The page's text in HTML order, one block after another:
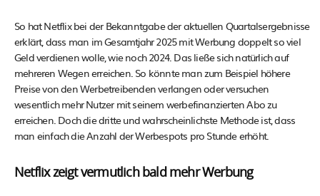
So hat Netflix bei der Bekanntgabe der aktuellen Quartalsergebnisse
erklärt, dass man im Gesamtjahr 2025 mit Werbung doppelt so viel
Geld verdienen wolle, wie noch 2024. Das ließe sich natürlich auf
mehreren Wegen erreichen. So könnte man zum Beispiel höhere
Preise von den Werbetreibenden verlangen oder versuchen
wesentlich mehr Nutzer mit seinem werbefinanzierten Abo zu
erreichen. Doch die dritte und wahrscheinlichste Methode ist, dass
man einfach die Anzahl der Werbespots pro Stunde erhöht.
Netflix zeigt vermutlich bald mehr Werbung